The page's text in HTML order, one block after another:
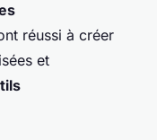
réussi à créer
et